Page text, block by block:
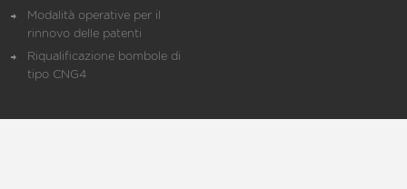
Modalità operative per il
rinnovo delle patenti
Riqualificazione bombole di
tipo CNG4